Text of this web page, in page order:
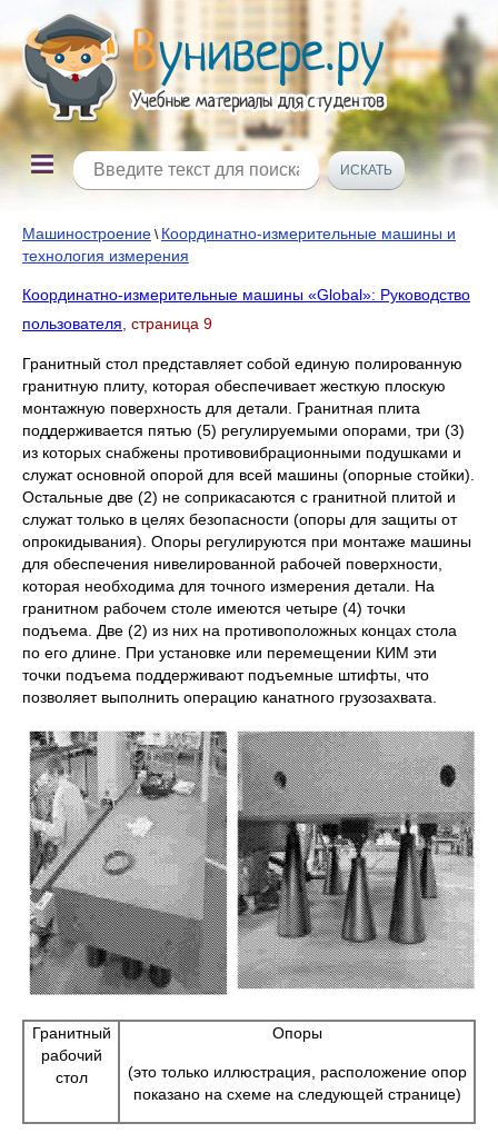
Машиностроение \ Координатно-измерительные машины и
технология измерения
Координатно-измерительные машины «Global»: Руководство
пользователя , страница 9
Гранитный стол представляет собой единую полированную
гранитную плиту, которая обеспечивает жесткую плоскую
монтажную поверхность для детали. Гранитная плита
поддерживается пятью (5) регулируемыми опорами, три (3)
из которых снабжены противовибрационными подушками и
служат основной опорой для всей машины (опорные стойки).
Остальные две (2) не соприкасаются с гранитной плитой и
служат только в целях безопасности (опоры для защиты от
опрокидывания). Опоры регулируются при монтаже машины
для обеспечения нивелированной рабочей поверхности,
которая необходима для точного измерения детали. На
гранитном рабочем столе имеются четыре (4) точки
подъема. Две (2) из них на противоположных концах стола
по его длине. При установке или перемещении КИМ эти
точки подъема поддерживают подъемные штифты, что
позволяет выполнить операцию канатного грузозахвата.
Гранитный
рабочий
стол
Опоры
(это только иллюстрация, расположение опор
показано на схеме на следующей странице)